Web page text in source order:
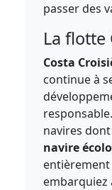
passer des
La flotte
Costa
continue à
navires
navire
entièrement
embarquiez